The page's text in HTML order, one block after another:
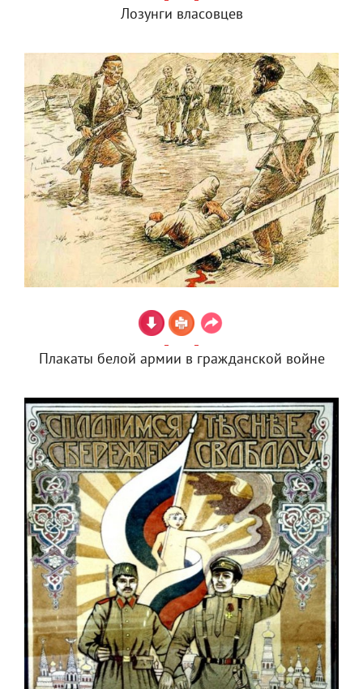
Лозунги власовцев
Плакаты белой армии в гражданской войне